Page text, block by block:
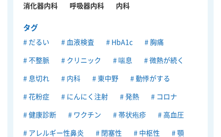
消化器内科 呼吸器内科 内科
タグ
だるい 血液検査 HbA1c 胸痛
不整脈 クリニック 喘息 微熱が続く
息切れ 内科 東中野 動悸がする
花粉症 にんにく注射 発熱 コロナ
健康診断 ワクチン 帯状疱疹 高血圧
アレルギー性鼻炎 閉塞性 中枢性 顎